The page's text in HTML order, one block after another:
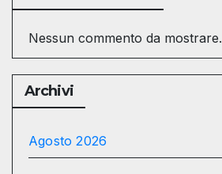
Nessun commento da mostrare.
Archivi
Agosto 2026